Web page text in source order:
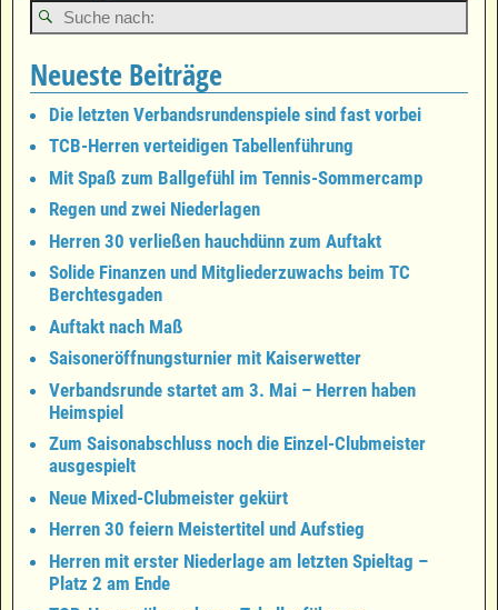
Neueste Beiträge
Die letzten Verbandsrundenspiele sind fast vorbei
TCB-Herren verteidigen Tabellenführung
Mit Spaß zum Ballgefühl im Tennis-Sommercamp
Regen und zwei Niederlagen
Herren 30 verließen hauchdünn zum Auftakt
Solide Finanzen und Mitgliederzuwachs beim TC
Berchtesgaden
Auftakt nach Maß
Saisoneröffnungsturnier mit Kaiserwetter
Verbandsrunde startet am 3. Mai – Herren haben
Heimspiel
Zum Saisonabschluss noch die Einzel-Clubmeister
ausgespielt
Neue Mixed-Clubmeister gekürt
Herren 30 feiern Meistertitel und Aufstieg
Herren mit erster Niederlage am letzten Spieltag –
Platz 2 am Ende